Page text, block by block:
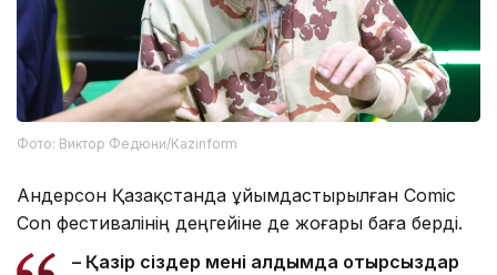
Фото: Виктор Федюни/Kazinform
Андерсон Қазақстанда ұйымдастырылған Comic
Con фестивалінің деңгейіне де жоғары баға берді.
– Қазір сіздер менің алдымда отырсыздар